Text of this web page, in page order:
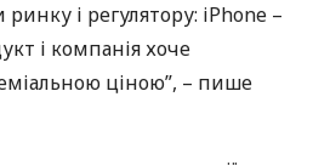
і регулятору: iPhone –
і компанія хоче
ціною”, – пише